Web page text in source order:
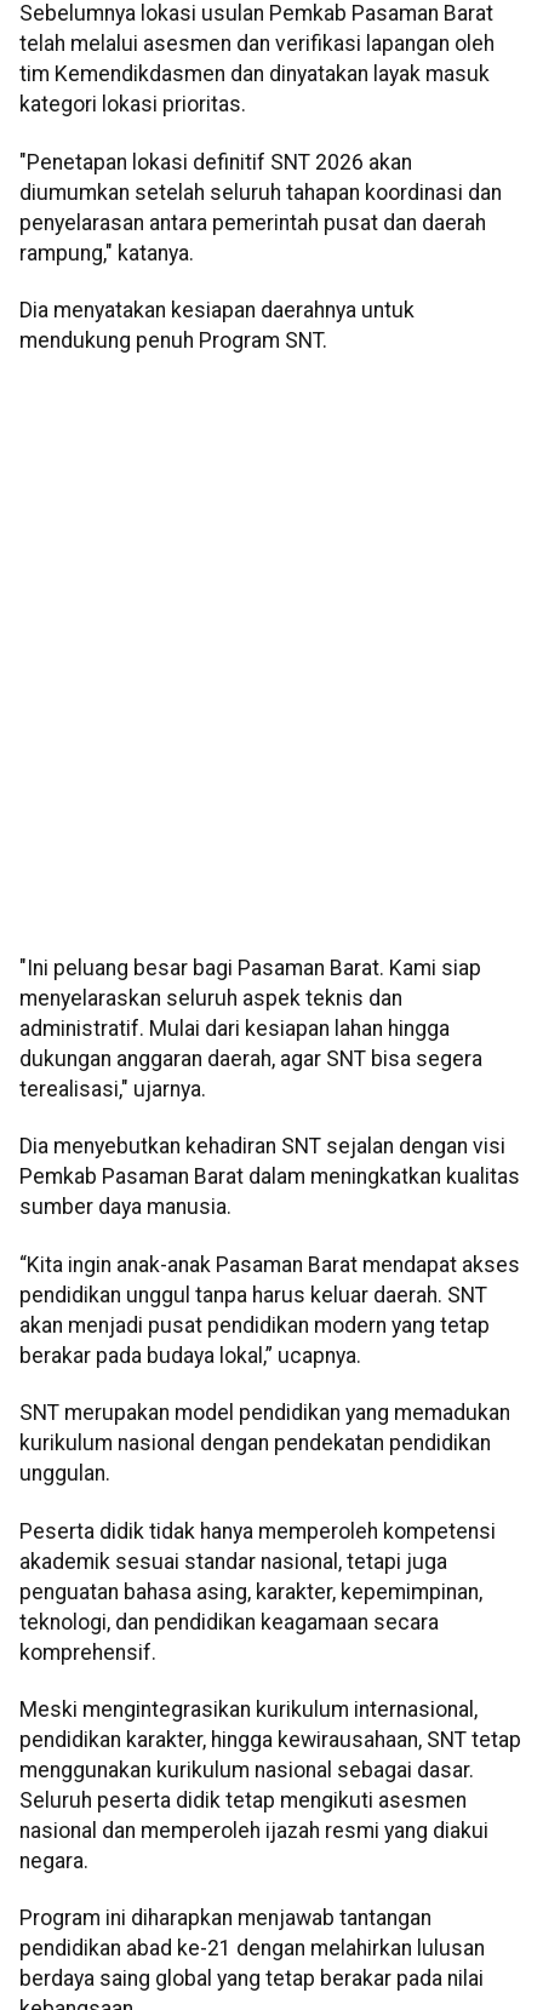
Sebelumnya lokasi usulan Pemkab Pasaman Barat
telah melalui asesmen dan verifikasi lapangan oleh
tim Kemendikdasmen dan dinyatakan layak masuk
kategori lokasi prioritas.
"Penetapan lokasi definitif SNT 2026 akan
diumumkan setelah seluruh tahapan koordinasi dan
penyelarasan antara pemerintah pusat dan daerah
rampung," katanya.
Dia menyatakan kesiapan daerahnya untuk
mendukung penuh Program SNT.
"Ini peluang besar bagi Pasaman Barat. Kami siap
menyelaraskan seluruh aspek teknis dan
administratif. Mulai dari kesiapan lahan hingga
dukungan anggaran daerah, agar SNT bisa segera
terealisasi," ujarnya.
Dia menyebutkan kehadiran SNT sejalan dengan visi
Pemkab Pasaman Barat dalam meningkatkan kualitas
sumber daya manusia.
“Kita ingin anak-anak Pasaman Barat mendapat akses
pendidikan unggul tanpa harus keluar daerah. SNT
akan menjadi pusat pendidikan modern yang tetap
berakar pada budaya lokal,” ucapnya.
SNT merupakan model pendidikan yang memadukan
kurikulum nasional dengan pendekatan pendidikan
unggulan.
Peserta didik tidak hanya memperoleh kompetensi
akademik sesuai standar nasional, tetapi juga
penguatan bahasa asing, karakter, kepemimpinan,
teknologi, dan pendidikan keagamaan secara
komprehensif.
Meski mengintegrasikan kurikulum internasional,
pendidikan karakter, hingga kewirausahaan, SNT tetap
menggunakan kurikulum nasional sebagai dasar.
Seluruh peserta didik tetap mengikuti asesmen
nasional dan memperoleh ijazah resmi yang diakui
negara.
Program ini diharapkan menjawab tantangan
pendidikan abad ke-21 dengan melahirkan lulusan
berdaya saing global yang tetap berakar pada nilai